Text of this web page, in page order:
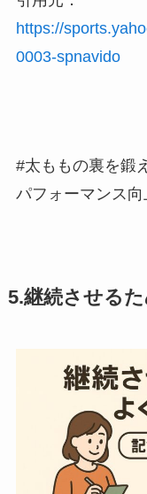
https://
0003-spnavido
#太ももの裏を鍛
パフォーマンス
5.継続させる